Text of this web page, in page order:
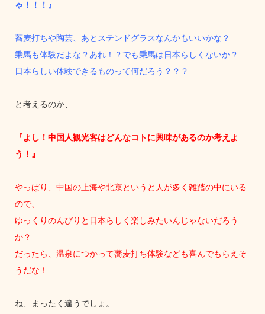
ゃ！！！』
蕎麦打ちや陶芸、あとステンドグラスなんかもいいかな？
乗馬も体験だよな？あれ！？でも乗馬は日本らしくないか？
日本らしい体験できるものって何だろう？？？
と考えるのか、
『よし！中国人観光客はどんなコトに興味があるのか考えよ
う！』
やっぱり、中国の上海や北京というと人が多く雑踏の中にいる
ので、
ゆっくりのんびりと日本らしく楽しみたいんじゃないだろう
か？
だったら、温泉につかって蕎麦打ち体験なども喜んでもらえそ
うだな！
ね、まったく違うでしょ。